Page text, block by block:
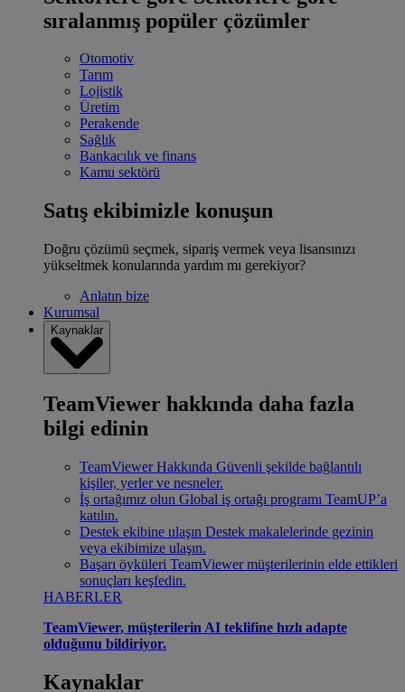
sıralanmış popüler çözümler
Otomotiv
Tarım
Lojistik
Üretim
Perakende
Sağlık
Bankacılık ve finans
Kamu sektörü
Satış ekibimizle konuşun
Doğru çözümü seçmek, sipariş vermek veya lisansınızı
yükseltmek konularında yardım mı gerekiyor?
Anlatın bize
Kurumsal
Kaynaklar
TeamViewer hakkında daha fazla
bilgi edinin
TeamViewer Hakkında Güvenli şekilde bağlantılı
kişiler, yerler ve nesneler.
İş ortağımız olun Global iş ortağı programı TeamUP’a
katılın.
Destek ekibine ulaşın Destek makalelerinde gezinin
veya ekibimize ulaşın.
Başarı öyküleri TeamViewer müşterilerinin elde ettikleri
sonuçları keşfedin.
HABERLER
TeamViewer, müşterilerin AI teklifine hızlı adapte
olduğunu bildiriyor.
Kaynaklar